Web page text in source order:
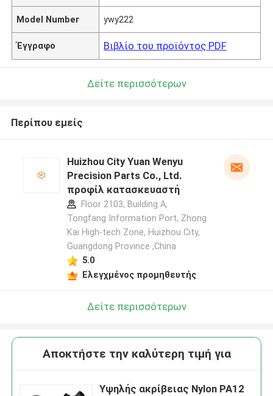
Model Number ywy222
Έγγραφο Βιβλίο του προϊόντος PDF
Δείτε περισσότερων
Περίπου εμείς
Huizhou City Yuan Wenyu
Precision Parts Co., Ltd.
προφίλ κατασκευαστή
Floor 2103, Building A,
Tongfang Information Port, Zhong
Kai High-tech Zone, Huizhou City,
Guangdong Province ,China
5.0
Ελεγχμένος προμηθευτής
Δείτε περισσότερων
Αποκτήστε την καλύτερη τιμή για
Υψηλής ακρίβειας Nylon PA12